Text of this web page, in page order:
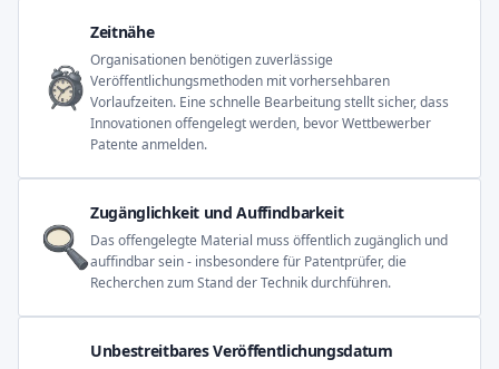
Zeitnähe
Organisationen benötigen zuverlässige
Veröffentlichungsmethoden mit vorhersehbaren
Vorlaufzeiten. Eine schnelle Bearbeitung stellt sicher, dass
Innovationen offengelegt werden, bevor Wettbewerber
Patente anmelden.
Zugänglichkeit und Auffindbarkeit
Das offengelegte Material muss öffentlich zugänglich und
auffindbar sein - insbesondere für Patentprüfer, die
Recherchen zum Stand der Technik durchführen.
Unbestreitbares Veröffentlichungsdatum